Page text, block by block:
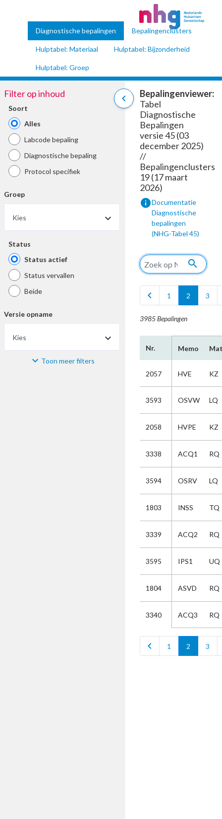
Diagnostische bepalingen Bepalingenclusters
Hulptabel: Materiaal Hulptabel: Bijzonderheid
Hulptabel: Groep
chevron_left
Filter op inhoud
Soort
Alles
Labcode bepaling
Diagnostische bepaling
Protocol specifiek
Groep
Kies
Status
Status actief
Status vervallen
Beide
Versie opname
Kies
Materiaal Toon meer filters
Bepalingenviewer:
Tabel
Diagnostische
Bepalingen
versie 45 (03
december 2025)
//
Bepalingenclusters
19 (17 maart
2026)
infoDocumentatie
Diagnostische
bepalingen
(NHG-Tabel 45)
search
chevron_left 1 2 3
3985 Bepalingen
Nr. Memo
2057 HVE KZ
3593 OSVW LQ
2058 HVPE KZ
3338 ACQ1 RQ
3594 OSRV LQ
1803 INSS TQ
3339 ACQ2 RQ
3595 IPS1 UQ
1804 ASVD RQ
3340 ACQ3 RQ
chevron_left 1 2 3